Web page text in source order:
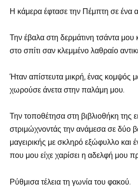
Η κάμερα έφτασε την Πέμπτη σε ένα
Την έβαλα στη δερμάτινη τσάντα μου
στο σπίτι σαν κλεμμένο λαθραίο
Ήταν απίστευτα μικρή, ένας κομψός
χωρούσε άνετα στην παλάμη μου.
Την τοποθέτησα στη βιβλιοθήκη της
στριμώχνοντάς την ανάμεσα σε δύο
μαγειρικής με σκληρό εξώφυλλο και
που μου είχε χαρίσει η αδελφή μου
Ρύθμισα τέλεια τη γωνία του φακού.